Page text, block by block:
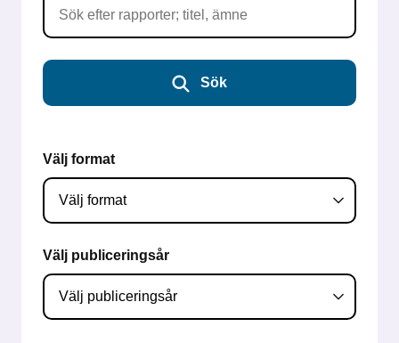
Sök
Välj format
Välj publiceringsår